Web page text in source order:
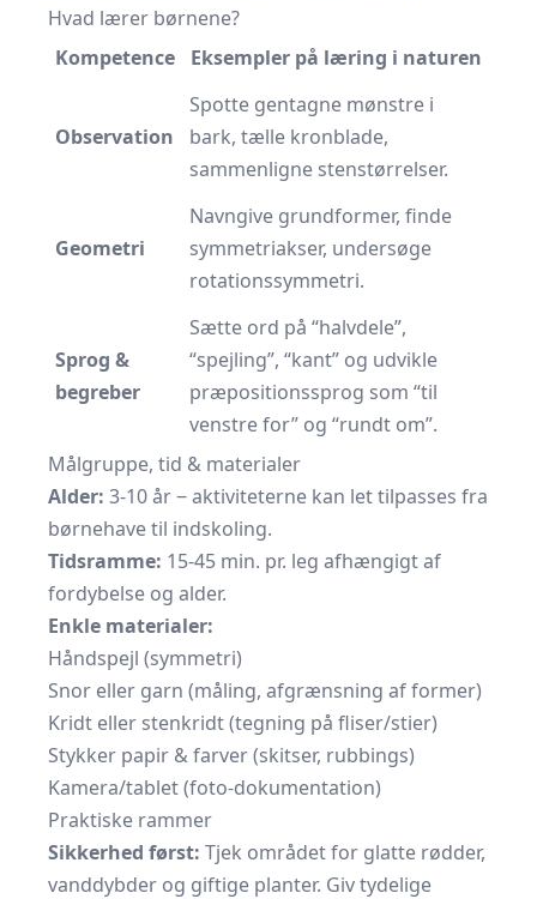
Hvad lærer børnene?
Kompetence
Eksempler på læring i naturen
Observation
Spotte gentagne mønstre i
bark, tælle kronblade,
sammenligne stenstørrelser.
Geometri
Navngive grundformer, finde
symmetriakser, undersøge
rotationssymmetri.
Sprog &
begreber
Sætte ord på “halvdele”,
“spejling”, “kant” og udvikle
præpositionssprog som “til
venstre for” og “rundt om”.
Målgruppe, tid & materialer
Alder: 3-10 år ‒ aktiviteterne kan let tilpasses fra
børnehave til indskoling.
Tidsramme: 15-45 min. pr. leg afhængigt af
fordybelse og alder.
Enkle materialer:
Håndspejl (symmetri)
Snor eller garn (måling, afgrænsning af former)
Kridt eller stenkridt (tegning på fliser/stier)
Stykker papir & farver (skitser, rubbings)
Kamera/tablet (foto-dokumentation)
Praktiske rammer
Sikkerhed først: Tjek området for glatte rødder,
vanddybder og giftige planter. Giv tydelige